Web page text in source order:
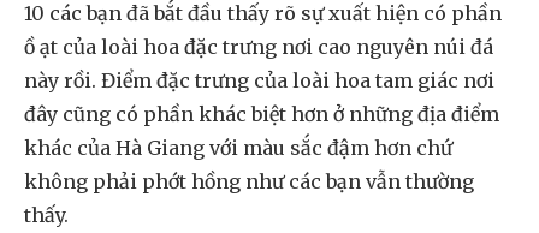
10 các bạn đã bắt đầu thấy rõ sự xuất hiện có phần
ồ ạt của loài hoa đặc trưng nơi cao nguyên núi đá
này rồi. Điểm đặc trưng của loài hoa tam giác nơi
đây cũng có phần khác biệt hơn ở những địa điểm
khác của Hà Giang với màu sắc đậm hơn chứ
không phải phớt hồng như các bạn vẫn thường
thấy.